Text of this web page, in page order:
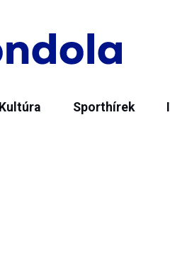
Kultúra Sporthírek